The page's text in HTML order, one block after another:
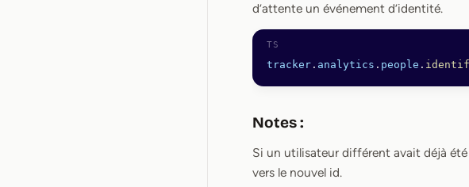
d’attente un événement d’identité.
tracker . analytics . people .
Notes :
Si un utilisateur différent avait déjà
vers le nouvel id.